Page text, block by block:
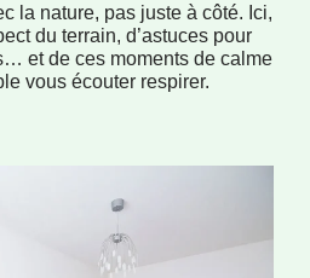
la nature, pas juste à côté. Ici,
du terrain, d’astuces pour
et de ces moments de calme
vous écouter respirer.